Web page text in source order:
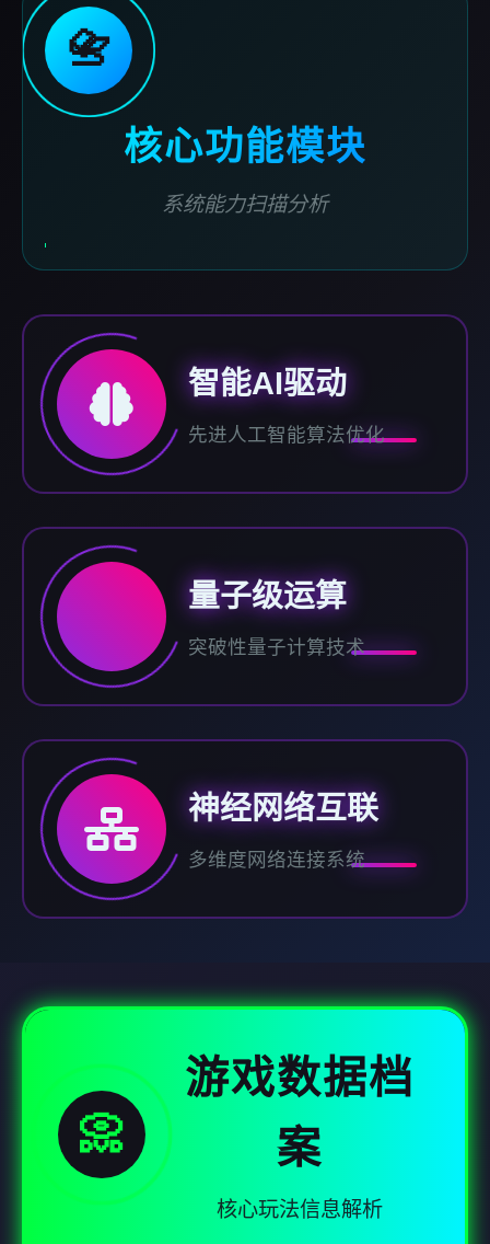
📇
核心功能模块
系统能力扫描分析
智能AI驱动
先进人工智能算法优化
量子级运算
突破性量子计算技术
神经网络互联
多维度网络连接系统
📀
游戏数据档
案
核心玩法信息解析